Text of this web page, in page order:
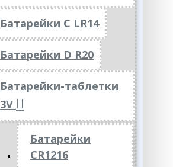
Батарейки C LR14
Батарейки D R20
Батарейки-таблетки
3V
Батарейки
CR1216